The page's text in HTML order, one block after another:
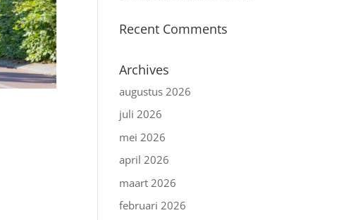
Recent Comments
Archives
augustus 2026
juli 2026
mei 2026
april 2026
maart 2026
februari 2026